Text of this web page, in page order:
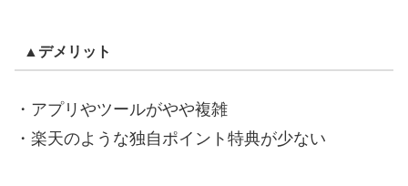
▲デメリット
・アプリやツールがやや複雑
・楽天のような独自ポイント特典が少ない